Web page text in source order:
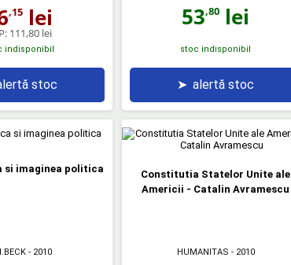
,15 lei
111,80 lei
indisponibil
stoc
53,80 lei
stoc indisponibil
➤ alertă stoc
si imaginea politica
- 2010
Constitutia Statelor Unite ale
Americii - Catalin Avramescu
HUMANITAS - 2010